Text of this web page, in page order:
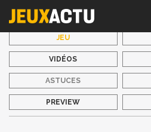
JEU
VIDÉOS
ASTUCES
PREVIEW